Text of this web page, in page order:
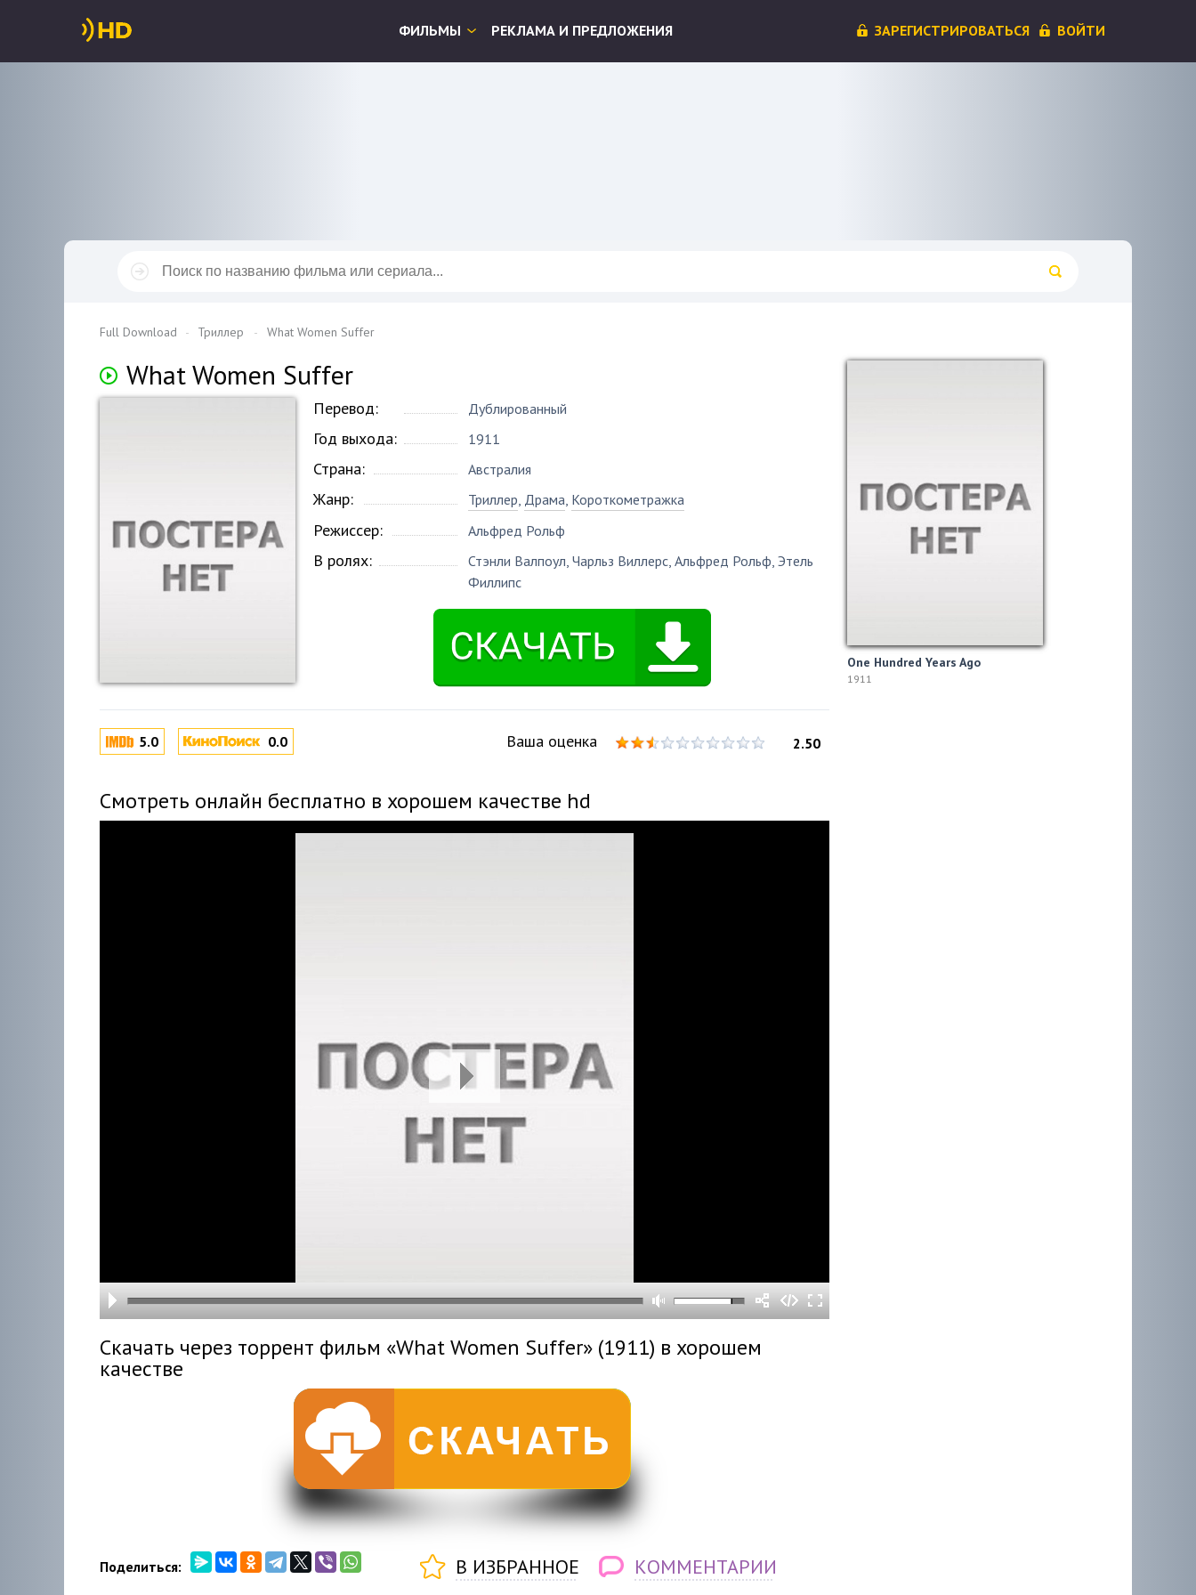
ФИЛЬМЫ РЕКЛАМА И ПРЕДЛОЖЕНИЯ ЗАРЕГИСТРИРОВАТЬСЯ ВОЙТИ
Full Download Триллер What Women Suffer
What Women Suffer
Перевод: Дублированный
Год выхода: 1911
Страна: Австралия
Жанр: Триллер, Драма, Короткометражка
Режиссер: Альфред Рольф
В ролях: Стэнли Валпоул, Чарльз Виллерс, Альфред Рольф, Этель
Филлипс
5.0 0.0 Ваша оценка 2.50
Смотреть онлайн бесплатно в хорошем качестве hd
Скачать через торрент фильм «What Women Suffer» (1911) в хорошем
качестве
Поделиться: В ИЗБРАННОЕ КОММЕНТАРИИ
One Hundred Years Ago
1911